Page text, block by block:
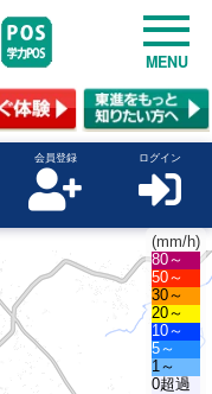
MENU
会員登録 ログイン
(mm/h)
80～
50～
30～
20～
10～
5～
1～
0超過